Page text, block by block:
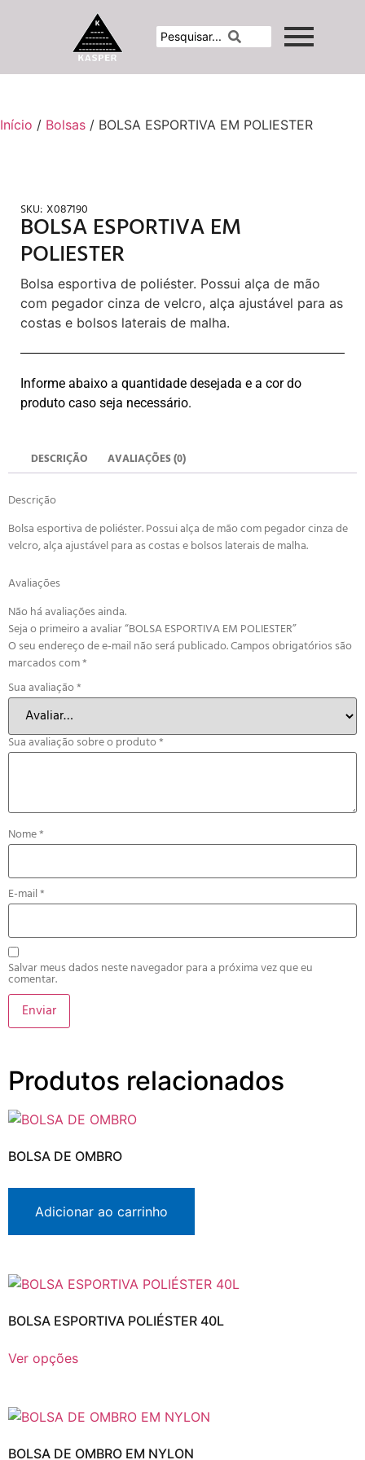
Início / Bolsas / BOLSA ESPORTIVA EM POLIESTER
SKU: X087190
BOLSA ESPORTIVA EM
POLIESTER
Bolsa esportiva de poliéster. Possui alça de mão
com pegador cinza de velcro, alça ajustável para as
costas e bolsos laterais de malha.
Informe abaixo a quantidade desejada e a cor do
produto caso seja necessário.
DESCRIÇÃO AVALIAÇÕES (0)
Descrição
Bolsa esportiva de poliéster. Possui alça de mão com pegador cinza de
velcro, alça ajustável para as costas e bolsos laterais de malha.
Avaliações
Não há avaliações ainda.
Seja o primeiro a avaliar “BOLSA ESPORTIVA EM POLIESTER”
O seu endereço de e-mail não será publicado.Campos obrigatórios são
marcados com*
Sua avaliação*
Sua avaliação sobre o produto*
Nome*
E-mail*
Salvar meus dados neste navegador para a próxima vez que eu
comentar.
Produtos relacionados
BOLSA DE OMBRO
Adicionar ao carrinho
BOLSA ESPORTIVA POLIÉSTER 40L
Ver opções
BOLSA DE OMBRO EM NYLON